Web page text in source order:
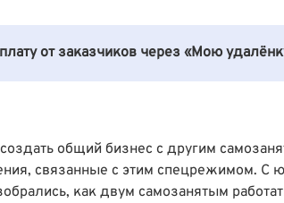
от заказчиков через «Мою
общий бизнес с другим
связанные с этим спецрежимом. С
как двум самозанятым